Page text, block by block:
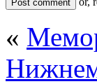
«